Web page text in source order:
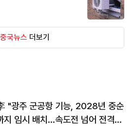
중국뉴스 더보기
"광주 군공항 기능, 2028년 중순
지 임시 배치…속도전 넘어 전격